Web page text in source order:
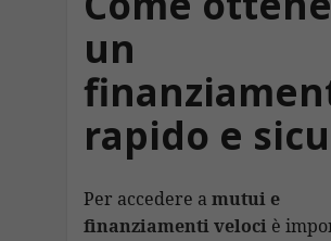
un
rapido e
Per accedere amutui e
finanziamenti velociè